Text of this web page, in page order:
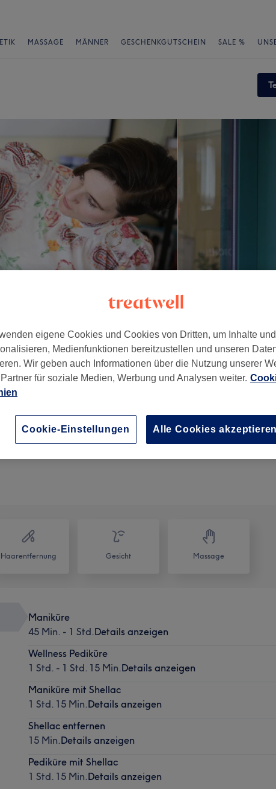
MASSAGE MÄNNER GESCHENKGUTSCHEIN SALE %
1 Std. 15 Min.Details anzeigen
Haarentfernung Gesicht Massage
Maniküre
45 Min. - 1 Std.Details anzeigen
Wellness Pediküre
1 Std. - 1 Std. 15 Min.Details anzeigen
Maniküre mit Shellac
1 Std. 15 Min.Details anzeigen
Shellac entfernen
15 Min.Details anzeigen
Pediküre mit Shellac
1 Std. 15 Min.Details anzeigen
eigene Cookies und Cookies von Dritten, um Inhalte
Medienfunktionen bereitzustellen und unseren
Wir geben auch Informationen über die Nutzung unserer
für soziale Medien, Werbung und Analysen weiter.
Alle Cookies
Cookie-Einstellungen